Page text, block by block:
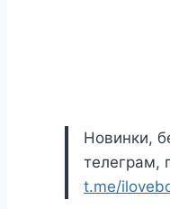
Новинки,
телеграм,
t.me/